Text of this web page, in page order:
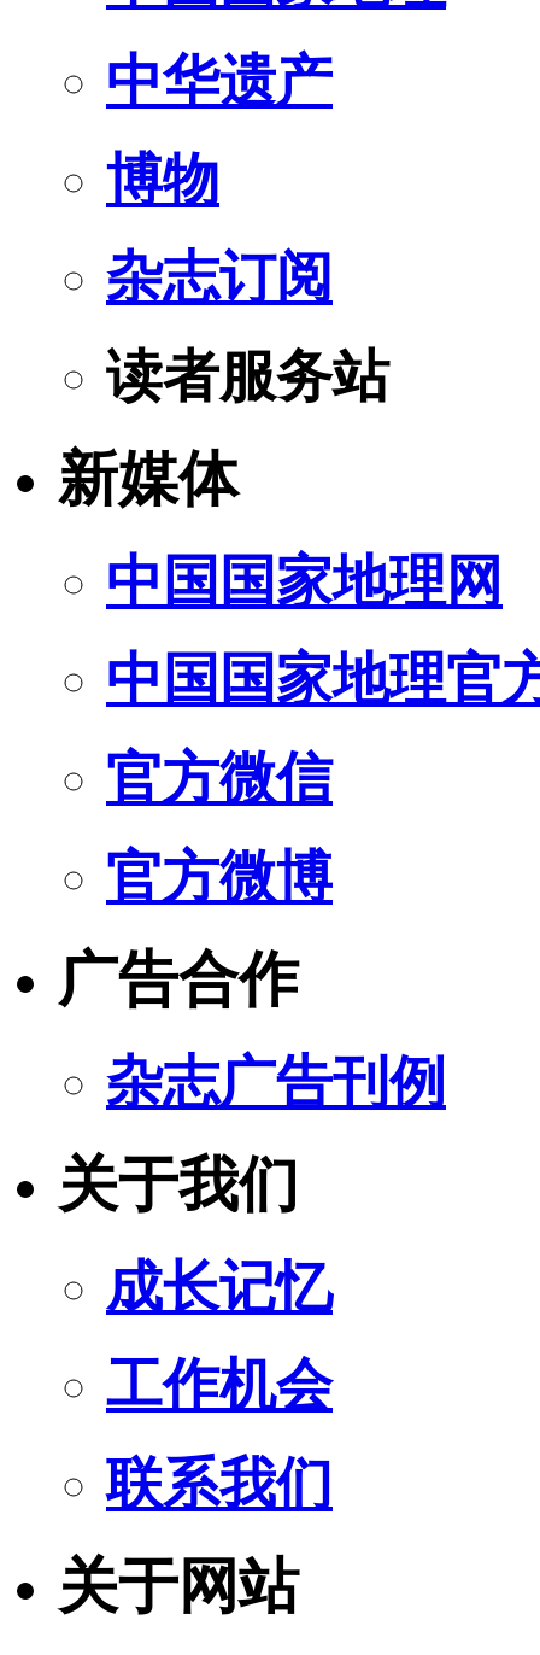
中华遗产
博物
杂志订阅
读者服务站
新媒体
中国国家地理网
中国国家地理官
官方微信
官方微博
广告合作
杂志广告刊例
关于我们
成长记忆
工作机会
联系我们
关于网站